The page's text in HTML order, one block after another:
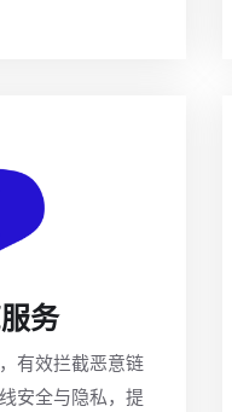
务
有效拦截恶意链
安全与隐私，提